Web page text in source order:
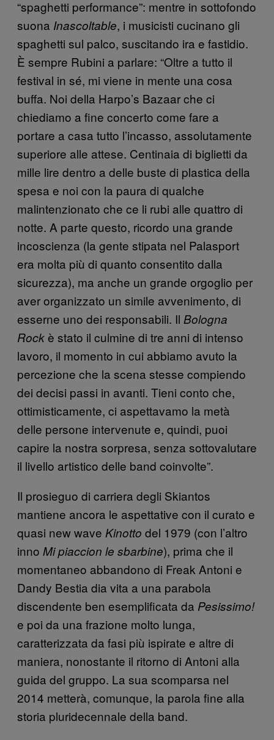
“spaghetti performance”: mentre in sottofondo
suona Inascoltable, i musicisti cucinano gli
spaghetti sul palco, suscitando ira e fastidio.
È sempre Rubini a parlare: “Oltre a tutto il
festival in sé, mi viene in mente una cosa
buffa. Noi della Harpo’s Bazaar che ci
chiediamo a fine concerto come fare a
portare a casa tutto l’incasso, assolutamente
superiore alle attese. Centinaia di biglietti da
mille lire dentro a delle buste di plastica della
spesa e noi con la paura di qualche
malintenzionato che ce li rubi alle quattro di
notte. A parte questo, ricordo una grande
incoscienza (la gente stipata nel Palasport
era molta più di quanto consentito dalla
sicurezza), ma anche un grande orgoglio per
aver organizzato un simile avvenimento, di
esserne uno dei responsabili. Il Bologna
Rockè stato il culmine di tre anni di intenso
lavoro, il momento in cui abbiamo avuto la
percezione che la scena stesse compiendo
dei decisi passi in avanti. Tieni conto che,
ottimisticamente, ci aspettavamo la metà
delle persone intervenute e, quindi, puoi
capire la nostra sorpresa, senza sottovalutare
il livello artistico delle band coinvolte”.
Il prosieguo di carriera degli Skiantos
mantiene ancora le aspettative con il curato e
quasi new wave Kinotto del 1979 (con l’altro
inno Mi piaccion le sbarbine), prima che il
momentaneo abbandono di Freak Antoni e
Dandy Bestia dia vita a una parabola
discendente ben esemplificata da Pesissimo!
e poi da una frazione molto lunga,
caratterizzata da fasi più ispirate e altre di
maniera, nonostante il ritorno di Antoni alla
guida del gruppo. La sua scomparsa nel
2014 metterà, comunque, la parola fine alla
storia pluridecennale della band.